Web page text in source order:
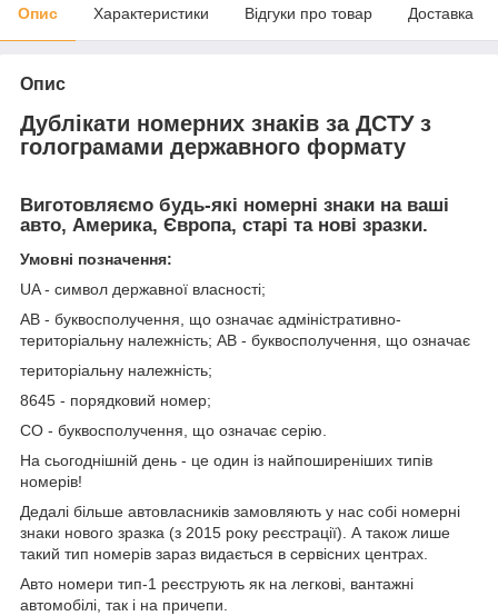
Опис Характеристики Відгуки про товар Доставка
Опис
Дублікати номерних знаків за ДСТУ з
голограмами державного формату
Виготовляємо будь-які номерні знаки на ваші
авто, Америка, Європа, старі та нові зразки.
Умовні позначення:
UA - символ державної власності;
АВ - буквосполучення, що означає адміністративно-
територіальну належність; АВ - буквосполучення, що означає
територіальну належність;
8645 - порядковий номер;
СО - буквосполучення, що означає серію.
На сьогоднішній день - це один із найпоширеніших типів
номерів!
Дедалі більше автовласників замовляють у нас собі номерні
знаки нового зразка (з 2015 року реєстрації). А також лише
такий тип номерів зараз видається в сервісних центрах.
Авто номери тип-1 реєструють як на легкові, вантажні
автомобілі, так і на причепи.